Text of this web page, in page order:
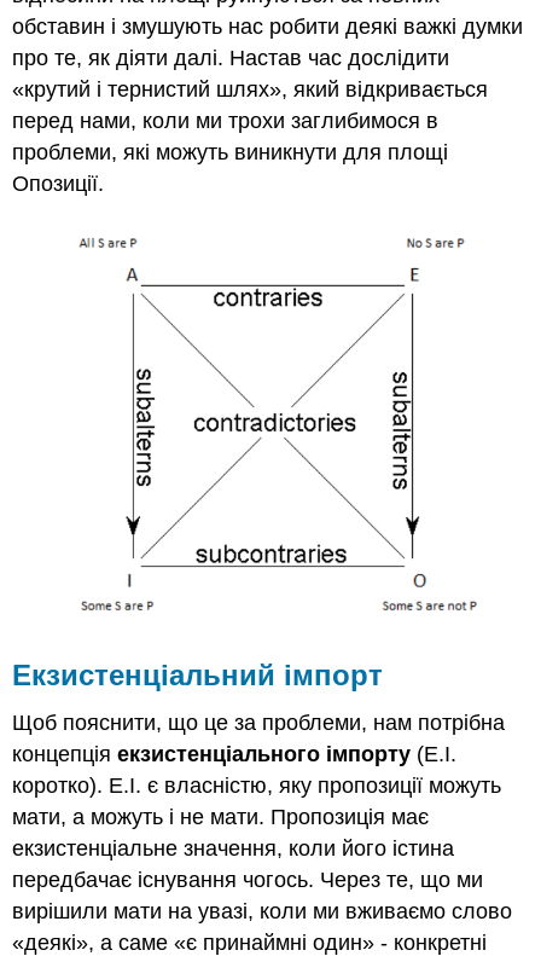
обставин і змушують нас робити деякі важкі думки
про те, як діяти далі. Настав час дослідити
«крутий і тернистий шлях», який відкривається
перед нами, коли ми трохи заглибимося в
проблеми, які можуть виникнути для площі
Опозиції.
Екзистенціальний імпорт
Щоб пояснити, що це за проблеми, нам потрібна
концепціяекзистенціального імпорту (E.I.
коротко). E.I. є власністю, яку пропозиції можуть
мати, а можуть і не мати. Пропозиція має
екзистенціальне значення, коли його істина
передбачає існування чогось. Через те, що ми
вирішили мати на увазі, коли ми вживаємо слово
«деякі», а саме «є принаймні один» - конкретні